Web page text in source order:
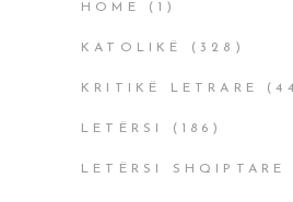
HOME (1)
KATOLIKË (328)
KRITIKË LETRARE
LETËRSI (186)
LETËRSI SHQIPTARE